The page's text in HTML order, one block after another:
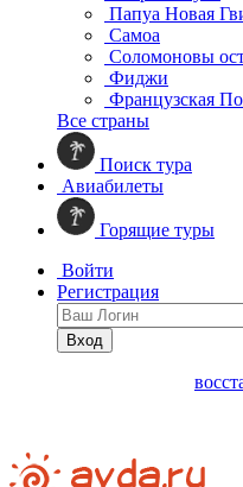
Папуа Новая
Самоа
Соломоновы
Фиджи
Французская
Все страны
Поиск тура
Авиабилеты
Горящие туры
Войти
Регистрация
Вход